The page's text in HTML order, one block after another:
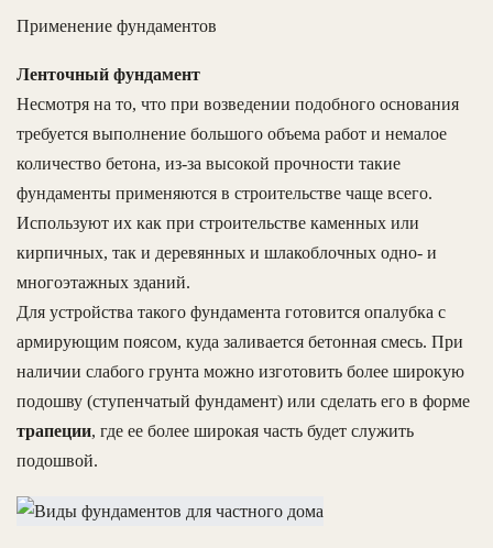
Применение фундаментов
Ленточный фундамент
Несмотря на то, что при возведении подобного основания
требуется выполнение большого объема работ и немалое
количество бетона, из-за высокой прочности такие
фундаменты применяются в строительстве чаще всего.
Используют их как при строительстве каменных или
кирпичных, так и деревянных и шлакоблочных одно- и
многоэтажных зданий.
Для устройства такого фундамента готовится опалубка с
армирующим поясом, куда заливается бетонная смесь. При
наличии слабого грунта можно изготовить более широкую
подошву (ступенчатый фундамент) или сделать его в форме
трапеции, где ее более широкая часть будет служить
подошвой.